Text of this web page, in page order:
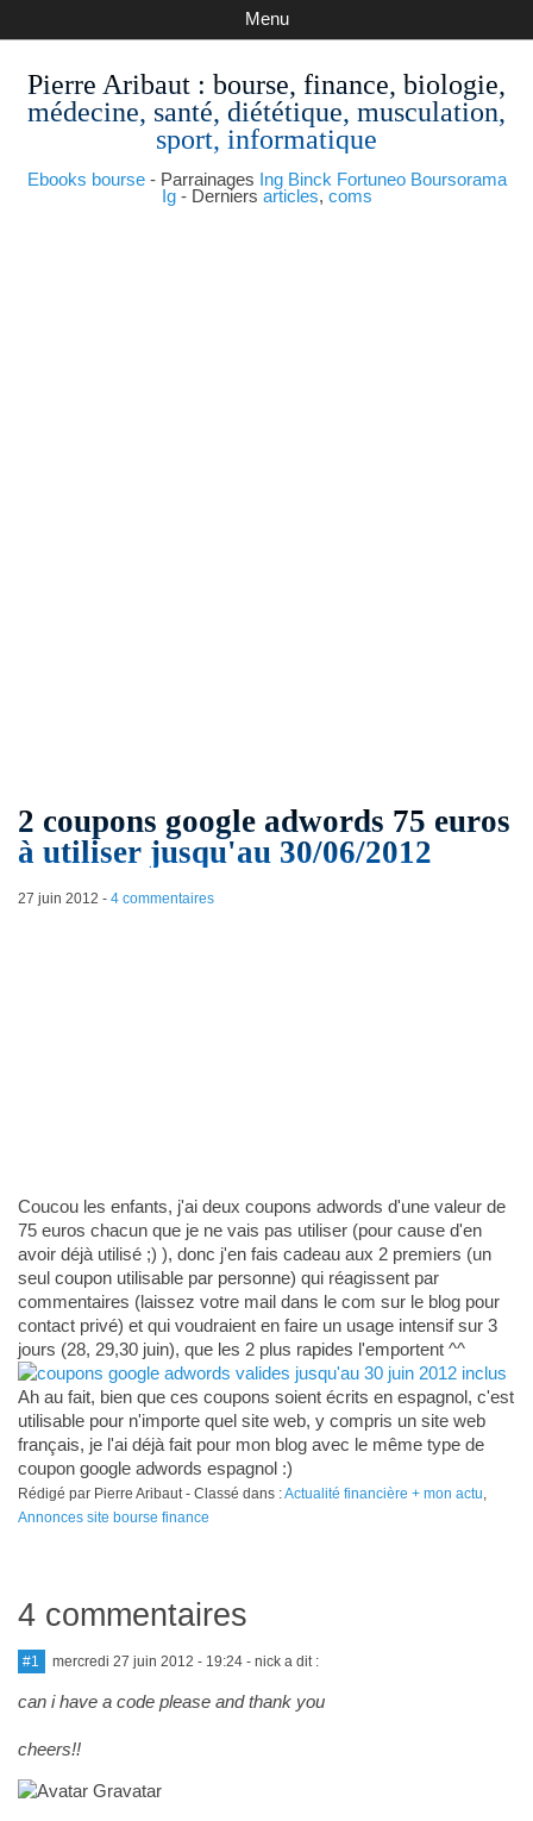
Pierre Aribaut : bourse, finance, biologie,
médecine, santé, diététique, musculation,
sport, informatique
Ebooks bourse- Parrainages Ing Binck Fortuneo Boursorama
Ig- Derniers articles, coms
Menu
2 coupons google adwords 75 euros
à utiliser jusqu'au 30/06/2012
27 juin 2012 - 4 commentaires
Coucou les enfants, j'ai deux coupons adwords d'une valeur de
75 euros chacun que je ne vais pas utiliser (pour cause d'en
avoir déjà utilisé ;) ), donc j'en fais cadeau aux 2 premiers (un
seul coupon utilisable par personne) qui réagissent par
commentaires (laissez votre mail dans le com sur le blog pour
contact privé) et qui voudraient en faire un usage intensif sur 3
jours (28, 29,30 juin), que les 2 plus rapides l'emportent ^^
Ah au fait, bien que ces coupons soient écrits en espagnol, c'est
utilisable pour n'importe quel site web, y compris un site web
français, je l'ai déjà fait pour mon blog avec le même type de
coupon google adwords espagnol :)
Rédigé par Pierre Aribaut - Classé dans :Actualité financière + mon actu,
Annonces site bourse finance
4 commentaires
#1 mercredi 27 juin 2012 - 19:24- nick a dit :
can i have a code please and thank you
cheers!!